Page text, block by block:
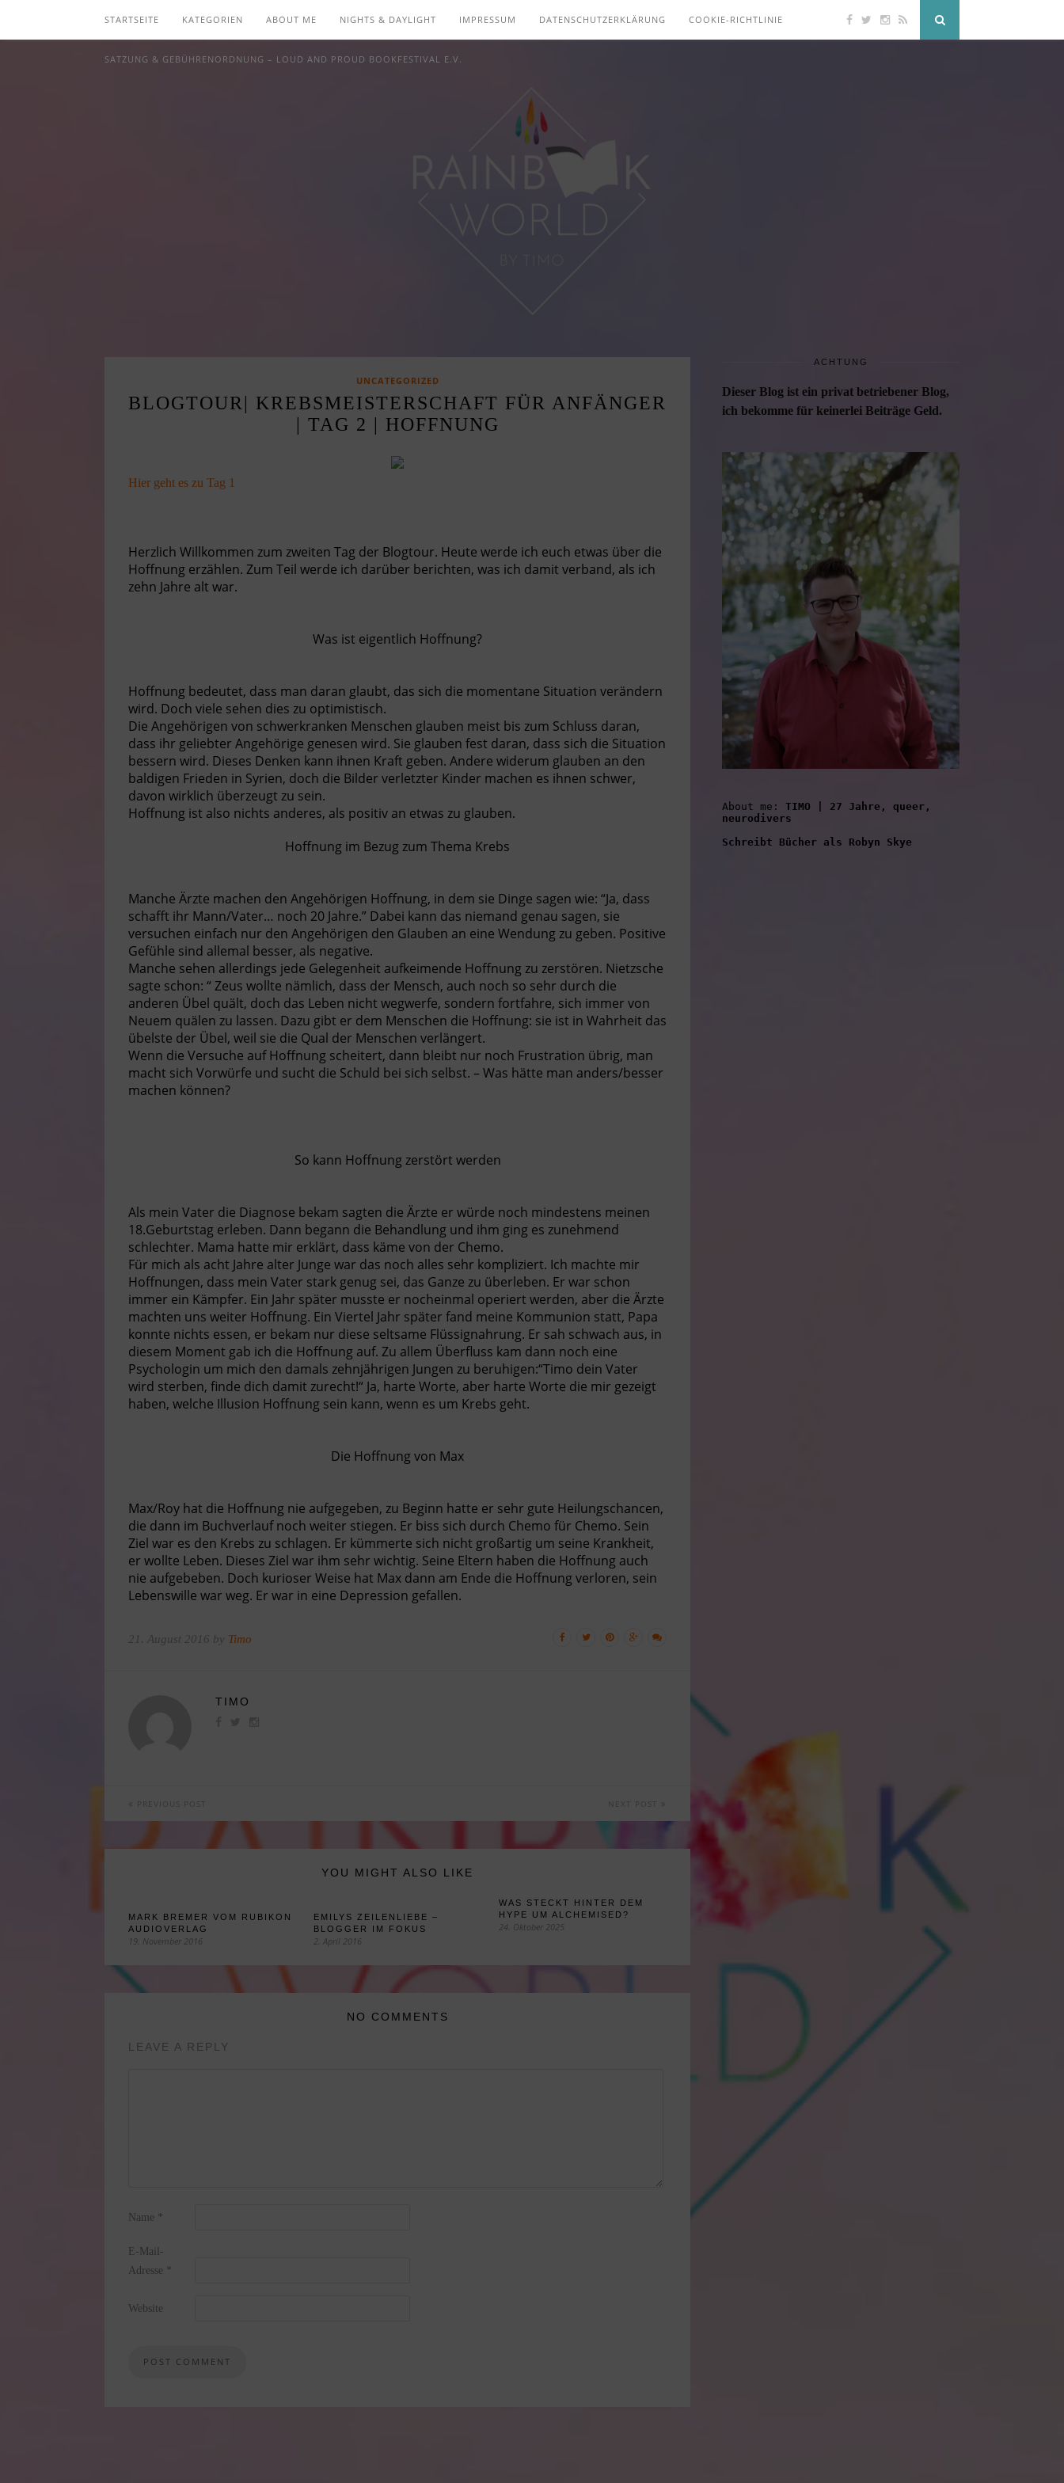
STARTSEITE KATEGORIEN ABOUT ME NIGHTS & DAYLIGHT IMPRESSUM DATENSCHUTZERKLÄRUNG COOKIE-RICHTLINIE
SATZUNG & GEBÜHRENORDNUNG – LOUD AND PROUD BOOKFESTIVAL E.V.
UNCATEGORIZED
BLOGTOUR| KREBSMEISTERSCHAFT FÜR ANFÄNGER
| TAG 2 | HOFFNUNG
Hier geht es zu Tag 1
Herzlich Willkommen zum zweiten Tag der Blogtour. Heute werde ich euch etwas über die
Hoffnung erzählen. Zum Teil werde ich darüber berichten, was ich damit verband, als ich
zehn Jahre alt war.
Was ist eigentlich Hoffnung?
Hoffnung bedeutet, dass man daran glaubt, das sich die momentane Situation verändern
wird. Doch viele sehen dies zu optimistisch.
Die Angehörigen von schwerkranken Menschen glauben meist bis zum Schluss daran,
dass ihr geliebter Angehörige genesen wird. Sie glauben fest daran, dass sich die Situation
bessern wird. Dieses Denken kann ihnen Kraft geben. Andere widerum glauben an den
baldigen Frieden in Syrien, doch die Bilder verletzter Kinder machen es ihnen schwer,
davon wirklich überzeugt zu sein.
Hoffnung ist also nichts anderes, als positiv an etwas zu glauben.
Hoffnung im Bezug zum Thema Krebs
Manche Ärzte machen den Angehörigen Hoffnung, in dem sie Dinge sagen wie: “Ja, dass
schafft ihr Mann/Vater… noch 20 Jahre.” Dabei kann das niemand genau sagen, sie
versuchen einfach nur den Angehörigen den Glauben an eine Wendung zu geben. Positive
Gefühle sind allemal besser, als negative.
Manche sehen allerdings jede Gelegenheit aufkeimende Hoffnung zu zerstören. Nietzsche
sagte schon: “ Zeus wollte nämlich, dass der Mensch, auch noch so sehr durch die
anderen Übel quält, doch das Leben nicht wegwerfe, sondern fortfahre, sich immer von
Neuem quälen zu lassen. Dazu gibt er dem Menschen die Hoffnung: sie ist in Wahrheit das
übelste der Übel, weil sie die Qual der Menschen verlängert.
Wenn die Versuche auf Hoffnung scheitert, dann bleibt nur noch Frustration übrig, man
macht sich Vorwürfe und sucht die Schuld bei sich selbst. – Was hätte man anders/besser
machen können?
So kann Hoffnung zerstört werden
Als mein Vater die Diagnose bekam sagten die Ärzte er würde noch mindestens meinen
18.Geburtstag erleben. Dann begann die Behandlung und ihm ging es zunehmend
schlechter. Mama hatte mir erklärt, dass käme von der Chemo.
Für mich als acht Jahre alter Junge war das noch alles sehr kompliziert. Ich machte mir
Hoffnungen, dass mein Vater stark genug sei, das Ganze zu überleben. Er war schon
immer ein Kämpfer. Ein Jahr später musste er nocheinmal operiert werden, aber die Ärzte
machten uns weiter Hoffnung. Ein Viertel Jahr später fand meine Kommunion statt, Papa
konnte nichts essen, er bekam nur diese seltsame Flüssignahrung. Er sah schwach aus, in
diesem Moment gab ich die Hoffnung auf. Zu allem Überfluss kam dann noch eine
Psychologin um mich den damals zehnjährigen Jungen zu beruhigen:“Timo dein Vater
wird sterben, finde dich damit zurecht!“ Ja, harte Worte, aber harte Worte die mir gezeigt
haben, welche Illusion Hoffnung sein kann, wenn es um Krebs geht.
Die Hoffnung von Max
Max/Roy hat die Hoffnung nie aufgegeben, zu Beginn hatte er sehr gute Heilungschancen,
die dann im Buchverlauf noch weiter stiegen. Er biss sich durch Chemo für Chemo. Sein
Ziel war es den Krebs zu schlagen. Er kümmerte sich nicht großartig um seine Krankheit,
er wollte Leben. Dieses Ziel war ihm sehr wichtig. Seine Eltern haben die Hoffnung auch
nie aufgebeben. Doch kurioser Weise hat Max dann am Ende die Hoffnung verloren, sein
Lebenswille war weg. Er war in eine Depression gefallen.
21. August 2016 by Timo
TIMO
PREVIOUS POST NEXT POST
YOU MIGHT ALSO LIKE
MARK BREMER VOM RUBIKON
AUDIOVERLAG
19. November 2016
EMILYS ZEILENLIEBE –
BLOGGER IM FOKUS
2. April 2016
WAS STECKT HINTER DEM
HYPE UM ALCHEMISED?
24. Oktober 2025
NO COMMENTS
LEAVE A REPLY
Name *
E-Mail-
Adresse *
Website
ACHTUNG
Dieser Blog ist ein privat betriebener Blog,
ich bekomme für keinerlei Beiträge Geld.
About me: TIMO | 27 Jahre, queer,
neurodivers
Schreibt Bücher als Robyn Skye